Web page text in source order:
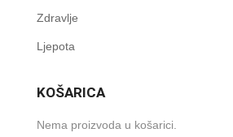
Zdravlje
Ljepota
KOŠARICA
Nema proizvoda u košarici.